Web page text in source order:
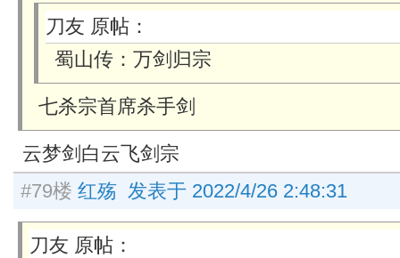
刀友 原帖：
蜀山传：万剑归宗
七杀宗首席杀手剑
云梦剑白云飞剑宗
#79楼 红殇 发表于 2022/4/26 2:48:31
刀友 原帖：